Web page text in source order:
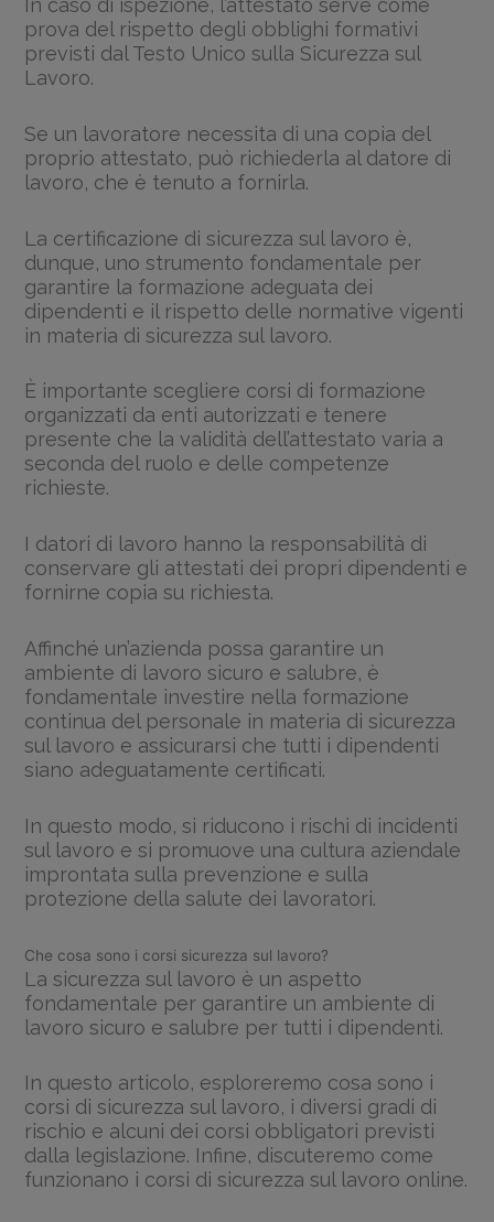
In caso di ispezione, l’attestato serve come
prova del rispetto degli obblighi formativi
previsti dal Testo Unico sulla Sicurezza sul
Lavoro.
Se un lavoratore necessita di una copia del
proprio attestato, può richiederla al datore di
lavoro, che è tenuto a fornirla.
La certificazione di sicurezza sul lavoro è,
dunque, uno strumento fondamentale per
garantire la formazione adeguata dei
dipendenti e il rispetto delle normative vigenti
in materia di sicurezza sul lavoro.
È importante scegliere corsi di formazione
organizzati da enti autorizzati e tenere
presente che la validità dell’attestato varia a
seconda del ruolo e delle competenze
richieste.
I datori di lavoro hanno la responsabilità di
conservare gli attestati dei propri dipendenti e
fornirne copia su richiesta.
Affinché un’azienda possa garantire un
ambiente di lavoro sicuro e salubre, è
fondamentale investire nella formazione
continua del personale in materia di sicurezza
sul lavoro e assicurarsi che tutti i dipendenti
siano adeguatamente certificati.
In questo modo, si riducono i rischi di incidenti
sul lavoro e si promuove una cultura aziendale
improntata sulla prevenzione e sulla
protezione della salute dei lavoratori.
Che cosa sono i corsi sicurezza sul lavoro?
La sicurezza sul lavoro è un aspetto
fondamentale per garantire un ambiente di
lavoro sicuro e salubre per tutti i dipendenti.
In questo articolo, esploreremo cosa sono i
corsi di sicurezza sul lavoro, i diversi gradi di
rischio e alcuni dei corsi obbligatori previsti
dalla legislazione. Infine, discuteremo come
funzionano i corsi di sicurezza sul lavoro online.